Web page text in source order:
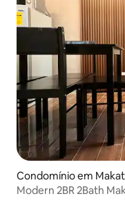
Condomínio em
Modern 2BR 2Bath